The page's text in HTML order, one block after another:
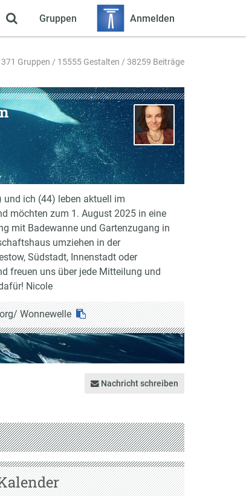
Gruppen Anmelden
371 Gruppen / 15555 Gestalten / 38259 Beiträge
und ich (44) leben aktuell im
möchten zum 1. August 2025 in eine
mit Badewanne und Gartenzugang in
umziehen in der
Südstadt, Innenstadt oder
freuen uns über jede Mitteilung und
Nicole
Wonnewelle
Nachricht schreiben